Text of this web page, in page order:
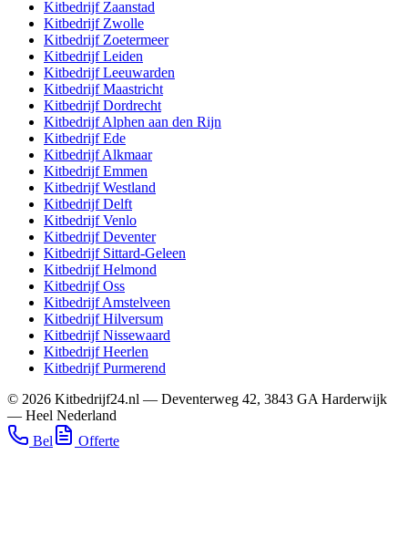
Kitbedrijf Zaanstad
Kitbedrijf Zwolle
Kitbedrijf Zoetermeer
KitbedrijfLeiden
KitbedrijfLeeuwarden
KitbedrijfMaastricht
KitbedrijfDordrecht
KitbedrijfAlphen aan den Rijn
KitbedrijfEde
KitbedrijfAlkmaar
KitbedrijfEmmen
KitbedrijfWestland
KitbedrijfDelft
KitbedrijfVenlo
KitbedrijfDeventer
Kitbedrijf Sittard-Geleen
KitbedrijfHelmond
KitbedrijfOss
KitbedrijfAmstelveen
KitbedrijfHilversum
KitbedrijfNissewaard
KitbedrijfHeerlen
KitbedrijfPurmerend
© 2026 Kitbedrijf24.nl — Deventerweg 42, 3843 GA Harderwijk
— Heel Nederland
Bel
Offerte